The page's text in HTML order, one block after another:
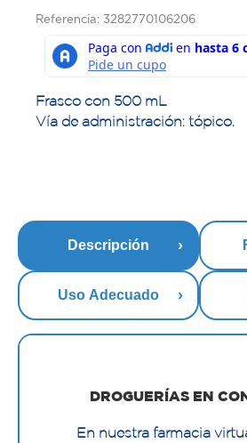
Referencia: 3282770106206
Frasco con 500 mL
Vía de administración: tópico.
Descripción
Uso Adecuado
DROGUERÍAS EN
En nuestra farmacia